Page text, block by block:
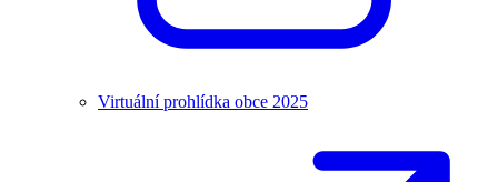
Virtuální prohlídka obce 2025